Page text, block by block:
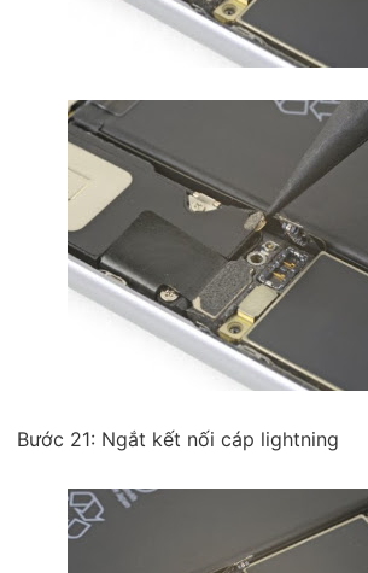
Bước 21: Ngắt kết nối cáp lightning